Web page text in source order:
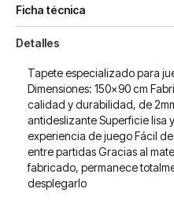
Ficha técnica
Detalles
Tapete especializado para
Dimensiones: 150x90 cm
calidad y durabilidad, de
antideslizante Superficie lisa
experiencia de juego Fácil
entre partidas Gracias al
fabricado, permanece
desplegarlo